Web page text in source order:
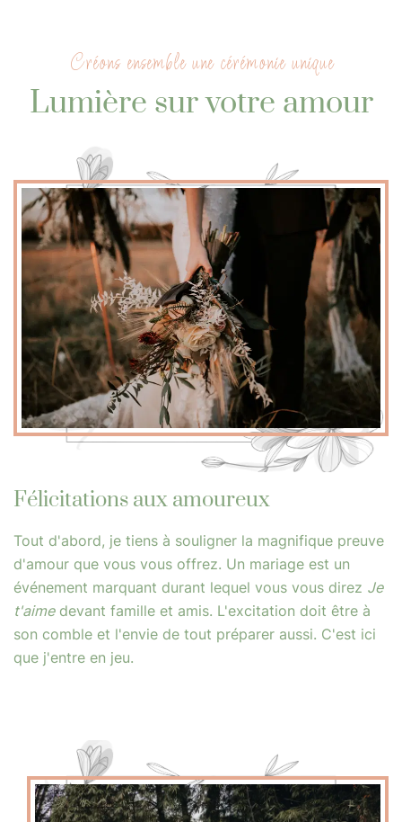
Créons ensemble une cérémonie unique
Lumière sur votre amour
Félicitations aux amoureux
Tout d'abord, je tiens à souligner la magnifique preuve
d'amour que vous vous offrez. Un mariage est un
événement marquant durant lequel vous vous direz Je
t'aimedevant famille et amis. L'excitation doit être à
son comble et l'envie de tout préparer aussi. C'est ici
que j'entre en jeu.